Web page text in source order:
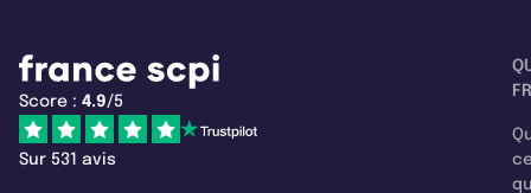
Score : 4.9/5
Sur 531 avis